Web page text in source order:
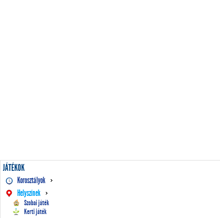
JÁTÉKOK
Korosztályok
Helyszínek
Szobai játék
Kerti játék